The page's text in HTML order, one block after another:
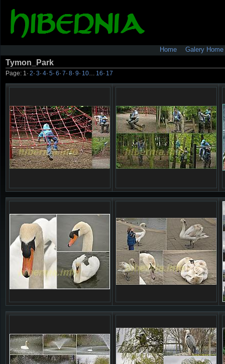
Home Galery Home
Tymon_Park
Page: 1 · 2· 3· 4· 5· 6· 7· 8· 9· 10 16· 17